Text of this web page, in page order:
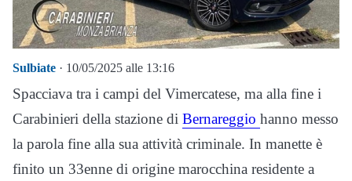
Sulbiate · 10/05/2025 alle 13:16
Spacciava tra i campi del Vimercatese, ma alla fine i
Carabinieri della stazione di Bernareggio hanno messo
la parola fine alla sua attività criminale. In manette è
finito un 33enne di origine marocchina residente a